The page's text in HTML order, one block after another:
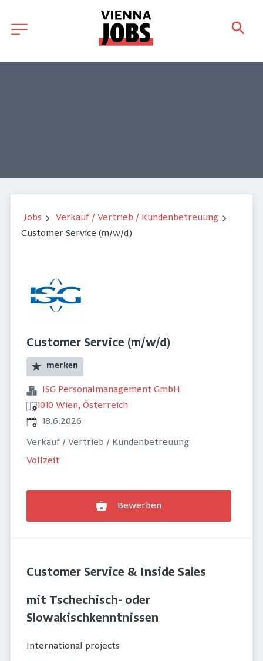
Jobs
Verkauf / Vertrieb / Kundenbetreuung
Customer Service (m/w/d)
Customer Service (m/w/d)
merken
ISG Personalmanagement GmbH
1010 Wien, Österreich
Veröffentlicht
18.6.2026
Verkauf / Vertrieb / Kundenbetreuung
Vollzeit
Bewerben
Customer Service & Inside Sales
mit Tschechisch- oder
Slowakischkenntnissen
International projects